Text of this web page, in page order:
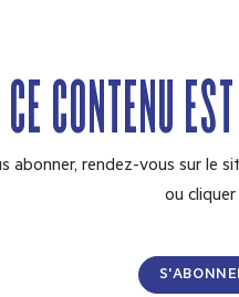
CONTENU
abonner, rendez-vous sur le
ou cliquer